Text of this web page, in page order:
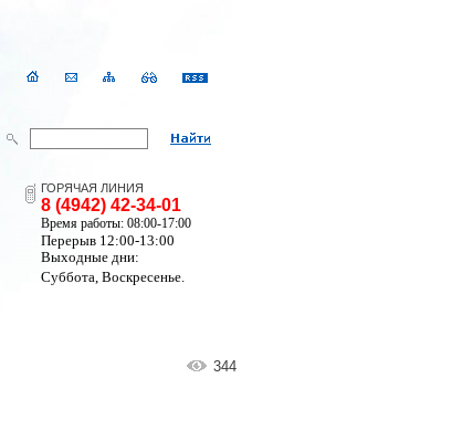
ГОРЯЧАЯ ЛИНИЯ
8 (4942) 42-34-01
Время работы: 08:00-17:00
Перерыв 12:00-13:00
Выходные дни:
Суббота, Воскресенье.
344